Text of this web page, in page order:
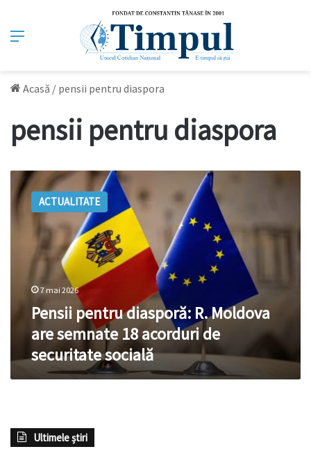
Meniu
Acasă / pensii pentru diaspora
pensii pentru diaspora
Pensii
pentru
diasporă:
Moldova
semnate
acorduri
securitate
socială
ACTUALITATE
7 mai 2026
Pensii pentru diasporă: R. Moldova
are semnate 18 acorduri de
securitate socială
Ultimele știri